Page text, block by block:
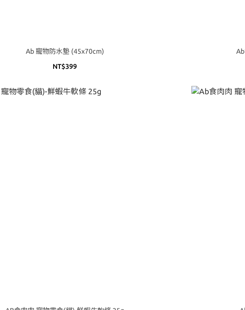
Ab 寵物防水墊 (45x70cm)
NT$399